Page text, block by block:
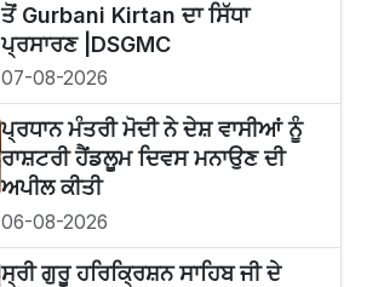
ਤੋਂ Gurbani Kirtan ਦਾ ਸਿੱਧਾ
ਪ੍ਰਸਾਰਣ |DSGMC
07-08-2026
ਪ੍ਰਧਾਨ ਮੰਤਰੀ ਮੋਦੀ ਨੇ ਦੇਸ਼ ਵਾਸੀਆਂ ਨੂੰ
ਰਾਸ਼ਟਰੀ ਹੈਂਡਲੂਮ ਦਿਵਸ ਮਨਾਉਣ ਦੀ
ਅਪੀਲ ਕੀਤੀ
06-08-2026
ਸ੍ਰੀ ਗੁਰੂ ਹਰਿਕ੍ਰਿਸ਼ਨ ਸਾਹਿਬ ਜੀ ਦੇ